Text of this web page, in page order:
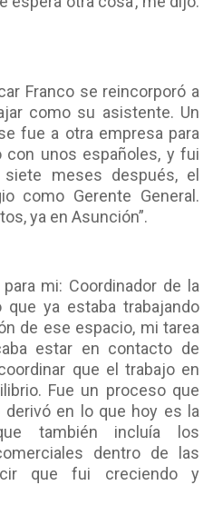
Franco se reincorporó a
como su asistente. Un
fue a otra empresa para
unos españoles, y fui
meses después, el
como Gerente General.
ya en Asunción”.
mi: Coordinador de la
que ya estaba trabajando
de ese espacio, mi tarea
estar en contacto de
que el trabajo en
Fue un proceso que
derivó en lo que hoy es la
también incluía los
dentro de las
que fui creciendo y